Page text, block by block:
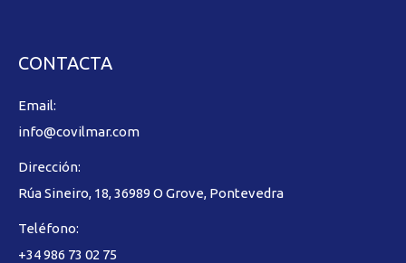
CONTACTA
Email:
info@covilmar.com
Dirección:
Rúa Sineiro, 18, 36989 O Grove, Pontevedra
Teléfono:
+34 986 73 02 75